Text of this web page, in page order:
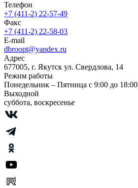
Телефон
+7 (411-2) 22-57-49
Факс
+7 (411-2) 22-58-03
E-mail
dbroopt@yandex.ru
Адрес
677005, г. Якутск ул. Свердлова, 14
Режим работы
Понедельник – Пятница с 9:00 до
Выходной
суббота, воскресенье